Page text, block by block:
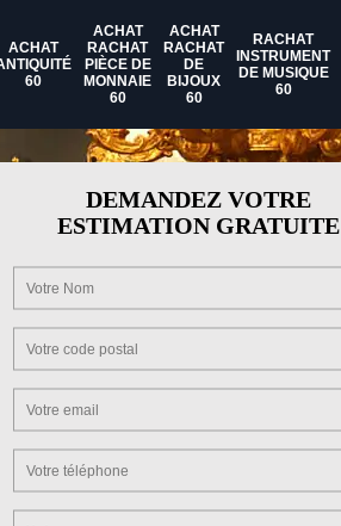
ACHAT
60
ACHAT
RACHAT
PIÈCE DE
MONNAIE
60
ACHAT
RACHAT
DE
BIJOUX
60
RACHAT
INSTRUMENT
DE MUSIQUE
60
DEMANDEZ VOTRE
ESTIMATION GRATUITE